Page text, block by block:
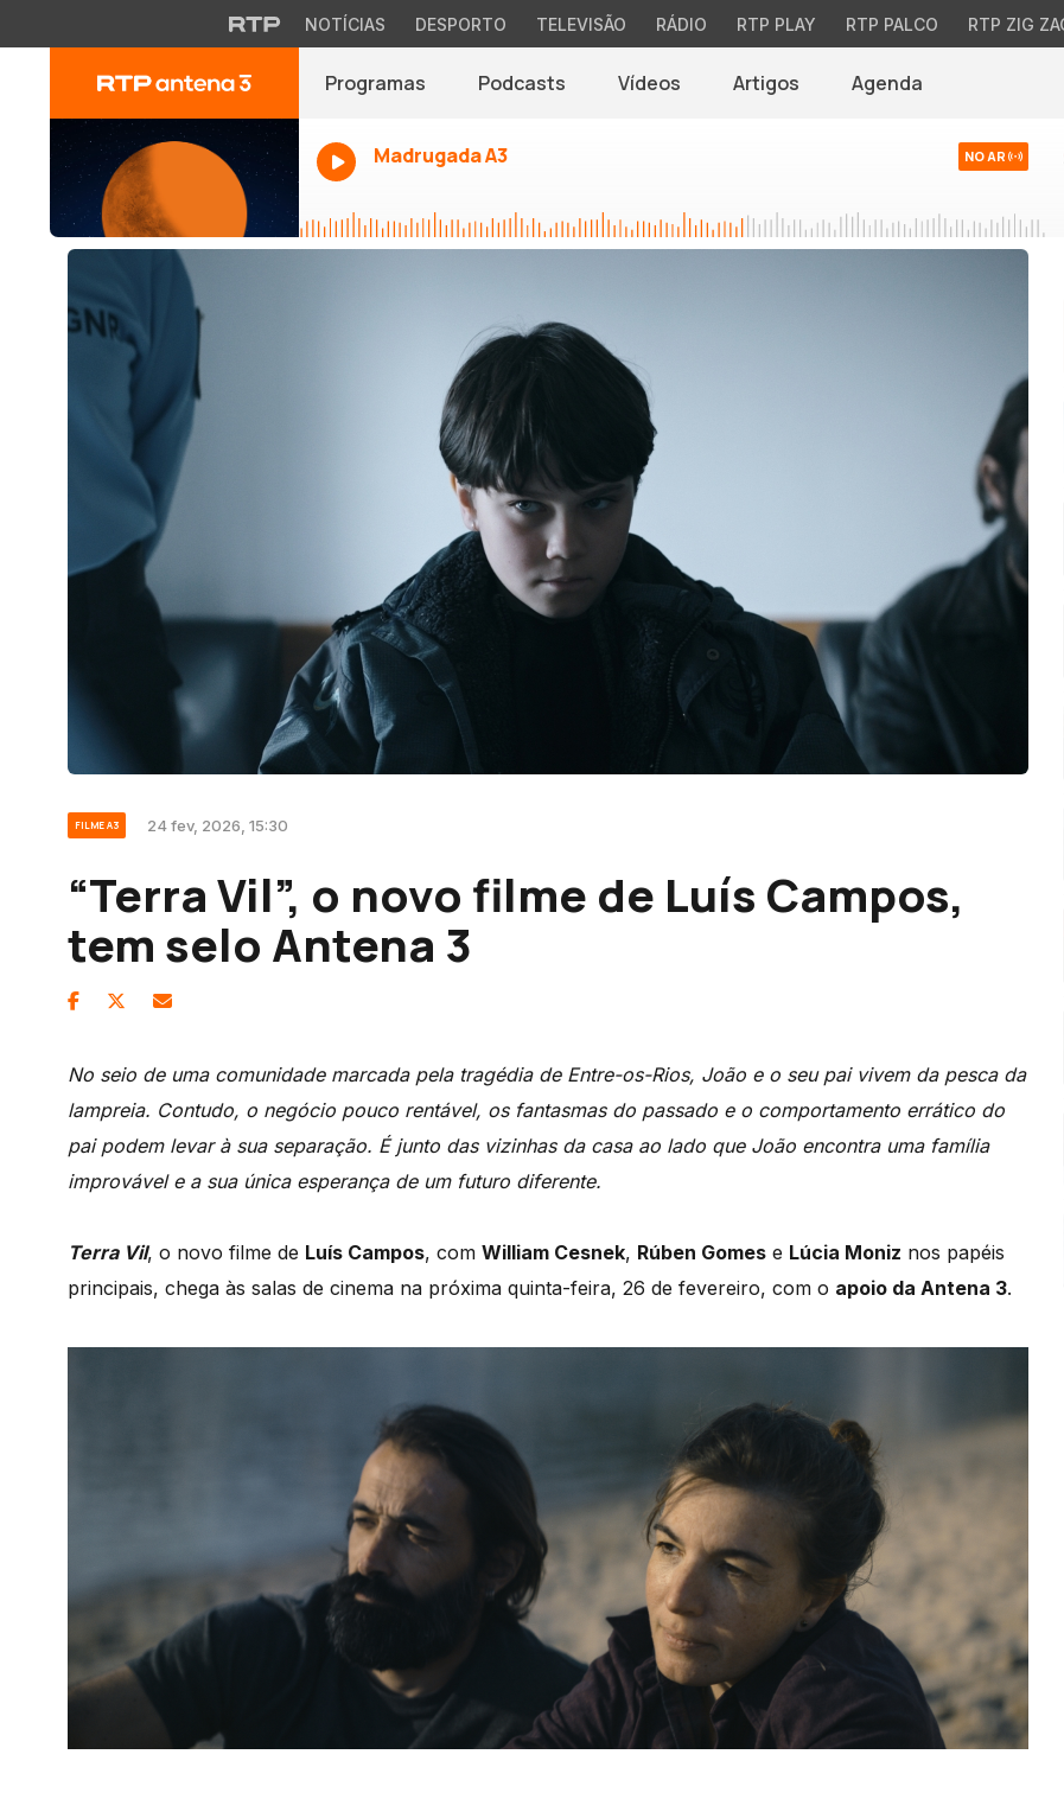
NOTÍCIAS DESPORTO TELEVISÃO RÁDIO RTP PLAY RTP PALCO RTP ZIG
Programas Podcasts Vídeos Artigos Agenda
Madrugada A3 NO AR
FILME A3 24 fev, 2026, 15:30
“Terra Vil”, o novo filme de Luís Campos,
tem selo Antena 3
No seio de uma comunidade marcada pela tragédia de Entre-os-Rios, João e o seu pai vivem da pesca da
lampreia. Contudo, o negócio pouco rentável, os fantasmas do passado e o comportamento errático do
pai podem levar à sua separação. É junto das vizinhas da casa ao lado que João encontra uma família
improvável e a sua única esperança de um futuro diferente.
Terra Vil, o novo filme de Luís Campos, com William Cesnek, Rúben Gomes e Lúcia Moniz nos papéis
principais, chega às salas de cinema na próxima quinta-feira, 26 de fevereiro, com o apoio da Antena 3.